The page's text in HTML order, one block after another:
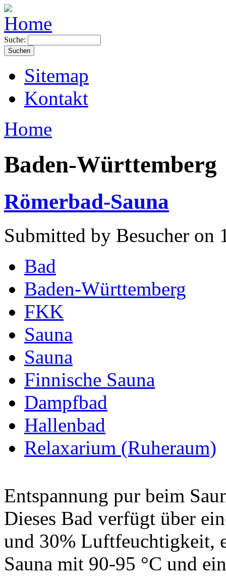
Suche:
Sitemap
Kontakt
Home
Baden-Württemberg
Römerbad-Sauna
Submitted by Besucher on
Bad
Baden-Württemberg
FKK
Sauna
Sauna
Finnische Sauna
Dampfbad
Hallenbad
Relaxarium (Ruheraum)
Entspannung pur beim
Dieses Bad verfügt über
und 30% Luftfeuchtigkeit,
Sauna mit 90-95 °C und